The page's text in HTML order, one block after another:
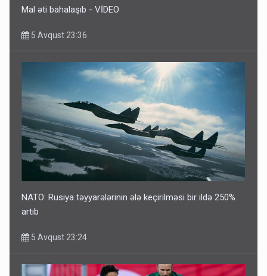
Mal əti bahalaşıb - VİDEO
5 Avqust 23:36
NATO: Rusiya təyyarələrinin ələ keçirilməsi bir ildə 250%
artıb
5 Avqust 23:24